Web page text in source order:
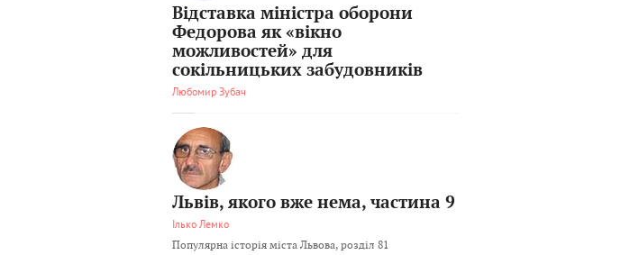
Відставка міністра оборони
Федорова як «вікно
можливостей» для
сокільницьких забудовників
Любомир Зубач
Львів, якого вже нема, частина 9
Ілько Лемко
Популярна історія міста Львова, розділ 81